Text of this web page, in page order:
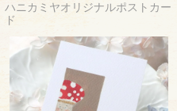
ハニカミヤオリジナルポストカー
ド